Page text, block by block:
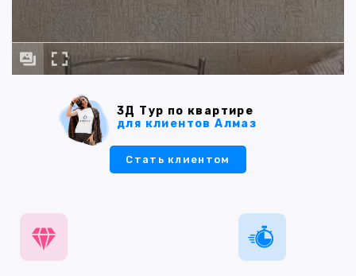
3Д Тур по квартире
для клиентов Алмаз
Стать клиентом